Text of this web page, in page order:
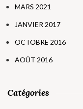
MARS 2021
JANVIER 2017
OCTOBRE 2016
AOÛT 2016
Catégories